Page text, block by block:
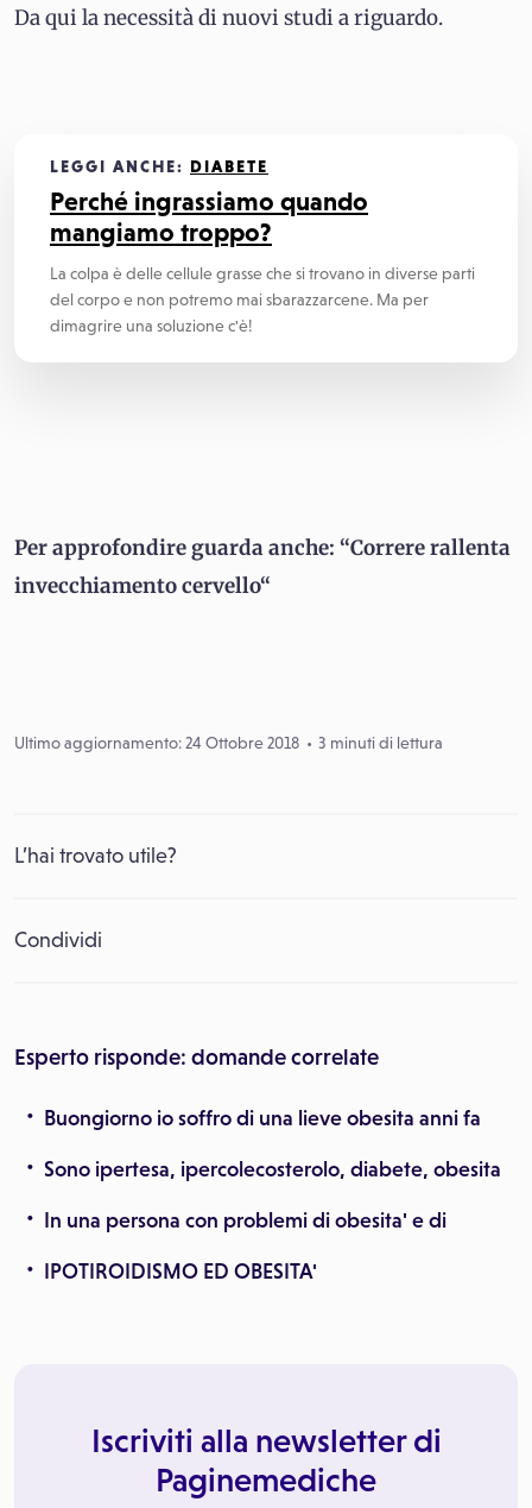
Da qui la necessità di nuovi studi a riguardo.
LEGGI ANCHE: DIABETE
Perché ingrassiamo quando
mangiamo troppo?
La colpa è delle cellule grasse che si trovano in diverse parti
del corpo e non potremo mai sbarazzarcene. Ma per
dimagrire una soluzione c'è!
Per approfondire guarda anche: “Correre rallenta
invecchiamento cervello“
Ultimo aggiornamento: 24 Ottobre 2018 3 minuti di lettura
L’hai trovato utile?
Condividi
Esperto risponde: domande correlate
Buongiorno io soffro di una lieve obesita anni fa
Sono ipertesa, ipercolecosterolo, diabete, obesita
In una persona con problemi di obesita' e di
IPOTIROIDISMO ED OBESITA'
Iscriviti alla newsletter di
Paginemediche